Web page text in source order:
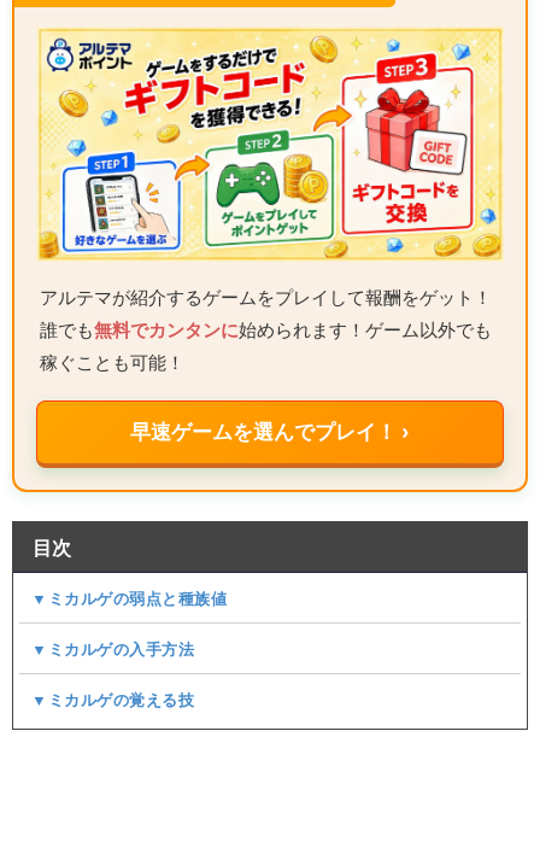
アルテマが紹介するゲームをプレイして報酬をゲット！
誰でも無料でカンタンに始められます！ゲーム以外でも
稼ぐことも可能！
早速ゲームを選んでプレイ！ ›
目次
▼ミカルゲの弱点と種族値
▼ミカルゲの入手方法
▼ミカルゲの覚える技